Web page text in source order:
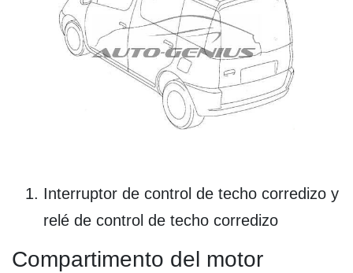
Interruptor de control de techo corredizo y
relé de control de techo corredizo
Compartimento del motor